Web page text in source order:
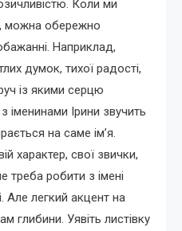
Коли ми
можна обережно
Наприклад,
думок, тихої радості,
із якими серцю
іменинами Ірини звучить
на саме ім’я.
характер, свої звички,
треба робити з імені
Але легкий акцент на
глибини. Уявіть листівку